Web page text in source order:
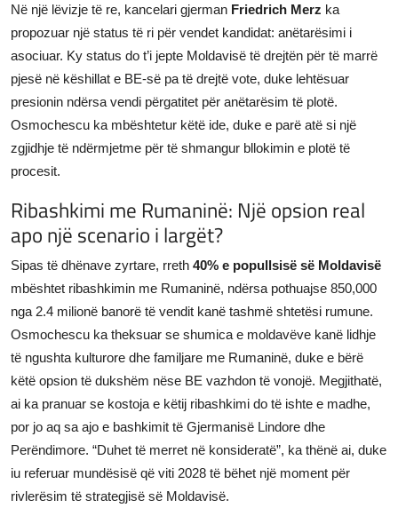
Në një lëvizje të re, kancelari gjerman Friedrich Merz ka
propozuar një status të ri për vendet kandidat: anëtarësimi i
asociuar. Ky status do t’i jepte Moldavisë të drejtën për të marrë
pjesë në këshillat e BE-së pa të drejtë vote, duke lehtësuar
presionin ndërsa vendi përgatitet për anëtarësim të plotë.
Osmochescu ka mbështetur këtë ide, duke e parë atë si një
zgjidhje të ndërmjetme për të shmangur bllokimin e plotë të
procesit.
Ribashkimi me Rumaninë: Një opsion real
apo një scenario i largët?
Sipas të dhënave zyrtare, rreth 40% e popullsisë së Moldavisë
mbështet ribashkimin me Rumaninë, ndërsa pothuajse 850,000
nga 2.4 milionë banorë të vendit kanë tashmë shtetësi rumune.
Osmochescu ka theksuar se shumica e moldavëve kanë lidhje
të ngushta kulturore dhe familjare me Rumaninë, duke e bërë
këtë opsion të dukshëm nëse BE vazhdon të vonojë. Megjithatë,
ai ka pranuar se kostoja e këtij ribashkimi do të ishte e madhe,
por jo aq sa ajo e bashkimit të Gjermanisë Lindore dhe
Perëndimore. “Duhet të merret në konsideratë”, ka thënë ai, duke
iu referuar mundësisë që viti 2028 të bëhet një moment për
rivlerësim të strategjisë së Moldavisë.